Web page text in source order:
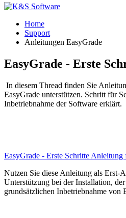
Home
Support
Anleitungen EasyGrade
EasyGrade - Erste
In diesem Thread finden Sie
EasyGrade unterstützen. Schritt für
Inbetriebnahme der Software erklärt.
EasyGrade - Erste Schritte
Nutzen Sie diese Anleitung als Erst-
Unterstützung bei der Installation,
grundsätzlichen Inbetriebnahme von